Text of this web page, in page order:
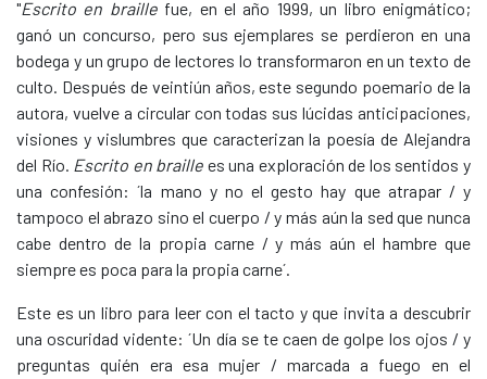
"Escrito en braille fue, en el año 1999, un libro enigmático;
ganó un concurso, pero sus ejemplares se perdieron en una
bodega y un grupo de lectores lo transformaron en un texto de
culto. Después de veintiún años, este segundo poemario de la
autora, vuelve a circular con todas sus lúcidas anticipaciones,
visiones y vislumbres que caracterizan la poesía de Alejandra
del Río. Escrito en braille es una exploración de los sentidos y
una confesión: ´la mano y no el gesto hay que atrapar / y
tampoco el abrazo sino el cuerpo / y más aún la sed que nunca
cabe dentro de la propia carne / y más aún el hambre que
siempre es poca para la propia carne´.
Este es un libro para leer con el tacto y que invita a descubrir
una oscuridad vidente: ´Un día se te caen de golpe los ojos / y
preguntas quién era esa mujer / marcada a fuego en el